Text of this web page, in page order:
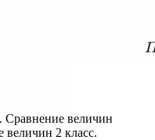
Сравнение величин
величин 2 класс.